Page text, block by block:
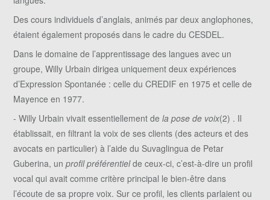
Des cours individuels d’anglais, animés par deux anglophones,
étaient également proposés dans le cadre du CESDEL.
Dans le domaine de l’apprentissage des langues avec un
groupe, Willy Urbain dirigea uniquement deux expériences
d’Expression Spontanée : celle du CREDIF en 1975 et celle de
Mayence en 1977.
- Willy Urbain vivait essentiellement dela pose de voix(2) . Il
établissait, en filtrant la voix de ses clients (des acteurs et des
avocats en particulier) à l’aide du Suvaglingua de Petar
Guberina, unprofil préférentielde ceux-ci, c’est-à-dire un profil
vocal qui avait comme critère principal le bien-être dans
l’écoute de sa propre voix. Sur ce profil, les clients parlaient ou